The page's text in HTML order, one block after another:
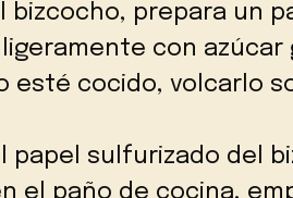
bizcocho, prepara un
con azúcar
esté cocido, volcarlo
papel sulfurizado del
el paño de cocina,